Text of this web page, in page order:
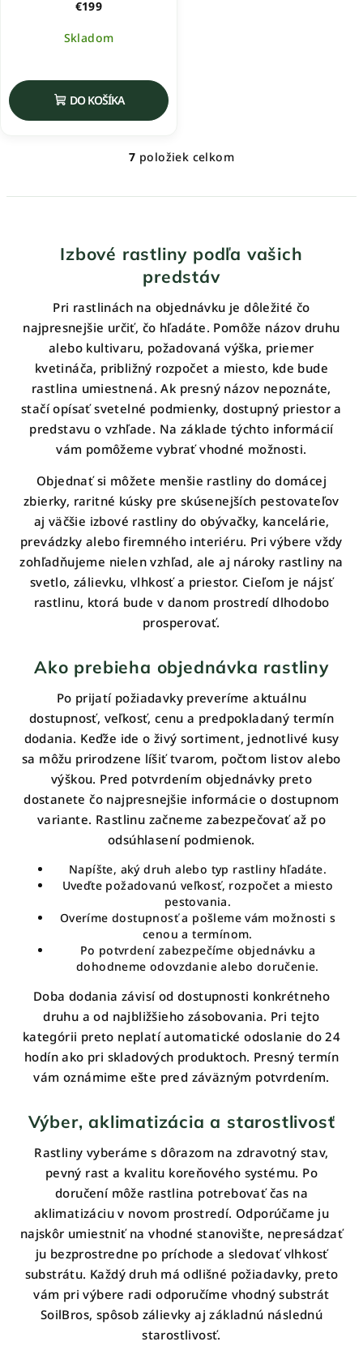
€199
Skladom
DO KOŠÍKA
O
l
a
c
e
p
r
v
k
y
v
ý
i
s
u
7 položiek celkom
Izbové rastliny podľa vašich
predstáv
Pri rastlinách na objednávku je dôležité čo
najpresnejšie určiť, čo hľadáte. Pomôže názov druhu
alebo kultivaru, požadovaná výška, priemer
kvetináča, približný rozpočet a miesto, kde bude
rastlina umiestnená. Ak presný názov nepoznáte,
stačí opísať svetelné podmienky, dostupný priestor a
predstavu o vzhľade. Na základe týchto informácií
vám pomôžeme vybrať vhodné možnosti.
Objednať si môžete menšie rastliny do domácej
zbierky, raritné kúsky pre skúsenejších pestovateľov
aj väčšie izbové rastliny do obývačky, kancelárie,
prevádzky alebo firemného interiéru. Pri výbere vždy
zohľadňujeme nielen vzhľad, ale aj nároky rastliny na
svetlo, zálievku, vlhkosť a priestor. Cieľom je nájsť
rastlinu, ktorá bude v danom prostredí dlhodobo
prosperovať.
Ako prebieha objednávka rastliny
Po prijatí požiadavky preveríme aktuálnu
dostupnosť, veľkosť, cenu a predpokladaný termín
dodania. Keďže ide o živý sortiment, jednotlivé kusy
sa môžu prirodzene líšiť tvarom, počtom listov alebo
výškou. Pred potvrdením objednávky preto
dostanete čo najpresnejšie informácie o dostupnom
variante. Rastlinu začneme zabezpečovať až po
odsúhlasení podmienok.
Napíšte, aký druh alebo typ rastliny hľadáte.
Uveďte požadovanú veľkosť, rozpočet a miesto
pestovania.
Overíme dostupnosť a pošleme vám možnosti s
cenou a termínom.
Po potvrdení zabezpečíme objednávku a
dohodneme odovzdanie alebo doručenie.
Doba dodania závisí od dostupnosti konkrétneho
druhu a od najbližšieho zásobovania. Pri tejto
kategórii preto neplatí automatické odoslanie do 24
hodín ako pri skladových produktoch. Presný termín
vám oznámime ešte pred záväzným potvrdením.
Výber, aklimatizácia a starostlivosť
Rastliny vyberáme s dôrazom na zdravotný stav,
pevný rast a kvalitu koreňového systému. Po
doručení môže rastlina potrebovať čas na
aklimatizáciu v novom prostredí. Odporúčame ju
najskôr umiestniť na vhodné stanovište, nepresádzať
ju bezprostredne po príchode a sledovať vlhkosť
substrátu. Každý druh má odlišné požiadavky, preto
vám pri výbere radi odporučíme vhodný substrát
SoilBros, spôsob zálievky aj základnú následnú
starostlivosť.